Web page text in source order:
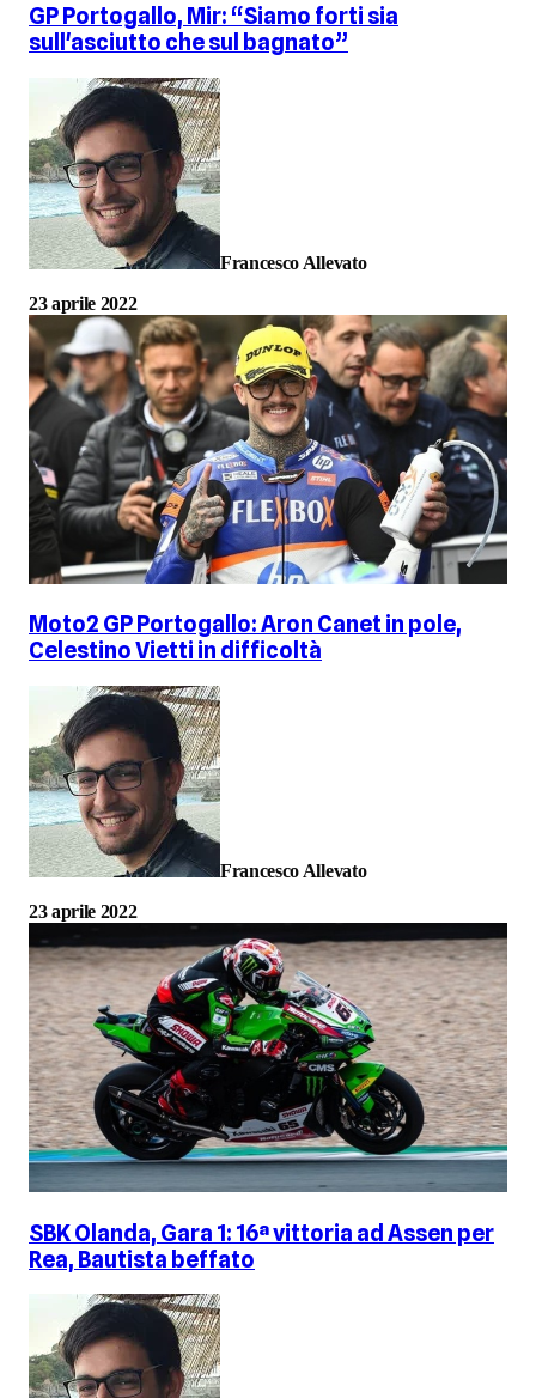
GP Portogallo, Mir: “Siamo forti sia
sull'asciutto che sul bagnato”
Francesco Allevato
23 aprile 2022
Moto2 GP Portogallo: Aron Canet in pole,
Celestino Vietti in difficoltà
Francesco Allevato
23 aprile 2022
SBK Olanda, Gara 1: 16ª vittoria ad Assen per
Rea, Bautista beffato